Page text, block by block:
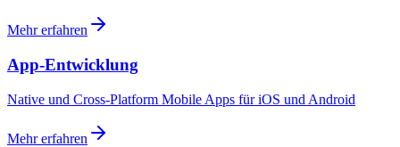
Mehr erfahren
App-Entwicklung
Native und Cross-Platform Mobile Apps für iOS und Android
Mehr erfahren